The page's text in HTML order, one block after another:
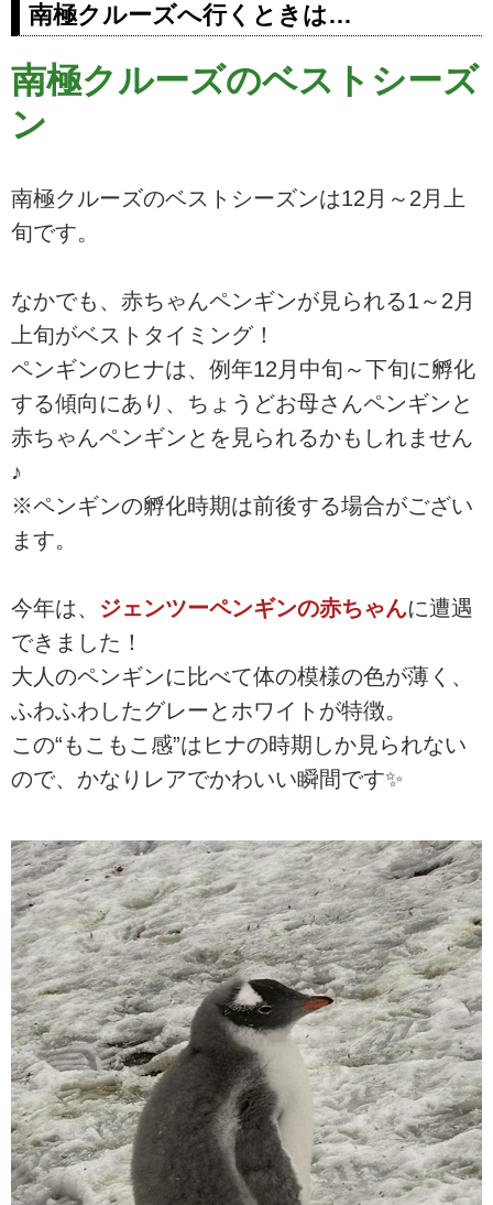
南極クルーズへ行くときは…
南極クルーズのベストシーズ
ン
南極クルーズのベストシーズンは12月～2月上
旬です。
なかでも、赤ちゃんペンギンが見られる1～2月
上旬がベストタイミング！
ペンギンのヒナは、例年12月中旬～下旬に孵化
する傾向にあり、ちょうどお母さんペンギンと
赤ちゃんペンギンとを見られるかもしれません
♪
※ペンギンの孵化時期は前後する場合がござい
ます。
今年は、 ジェンツーペンギンの赤ちゃんに遭遇
できました！
大人のペンギンに比べて体の模様の色が薄く、
ふわふわしたグレーとホワイトが特徴。
この“もこもこ感”はヒナの時期しか見られない
ので、かなりレアでかわいい瞬間です✨